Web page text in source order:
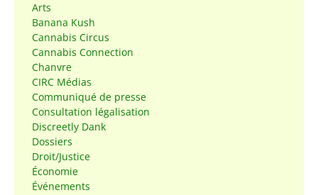
Arts
Banana Kush
Cannabis Circus
Cannabis Connection
Chanvre
CIRC Médias
Communiqué de presse
Consultation légalisation
Discreetly Dank
Dossiers
Droit/Justice
Économie
Événements